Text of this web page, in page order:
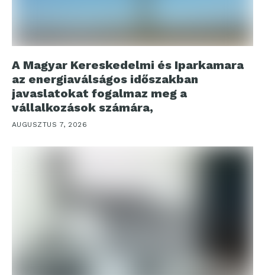
A Magyar Kereskedelmi és Iparkamara
az energiaválságos időszakban
javaslatokat fogalmaz meg a
vállalkozások számára,
AUGUSZTUS 7, 2026